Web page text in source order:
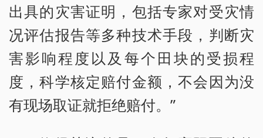
出具的灾害证明，包括专家对受灾情
况评估报告等多种技术手段，判断灾
害影响程度以及每个田块的受损程
度，科学核定赔付金额，不会因为没
有现场取证就拒绝赔付。”